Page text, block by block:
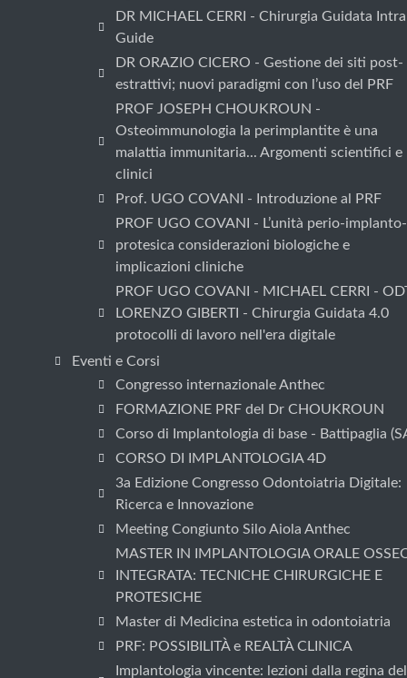
DR MICHAEL CERRI - Chirurgia Guidata
Guide
DR ORAZIO CICERO - Gestione dei siti post-
estrattivi; nuovi paradigmi con l’uso del PRF
PROF JOSEPH CHOUKROUN -
Osteoimmunologia la perimplantite è una
malattia immunitaria... Argomenti scientifici e
clinici
Prof. UGO COVANI - Introduzione al PRF
PROF UGO COVANI - L’unità perio-implanto-
protesica considerazioni biologiche e
implicazioni cliniche
PROF UGO COVANI - MICHAEL CERRI -
LORENZO GIBERTI - Chirurgia Guidata 4.0
protocolli di lavoro nell'era digitale
Eventi e Corsi
Congresso internazionale Anthec
FORMAZIONE PRF del Dr CHOUKROUN
Corso di Implantologia di base - Battipaglia
CORSO DI IMPLANTOLOGIA 4D
3a Edizione Congresso Odontoiatria Digitale:
Ricerca e Innovazione
Meeting Congiunto Silo Aiola Anthec
MASTER IN IMPLANTOLOGIA ORALE
INTEGRATA: TECNICHE CHIRURGICHE E
PROTESICHE
Master di Medicina estetica in odontoiatria
PRF: POSSIBILITÀ e REALTÀ CLINICA
Implantologia vincente: lezioni dalla regina